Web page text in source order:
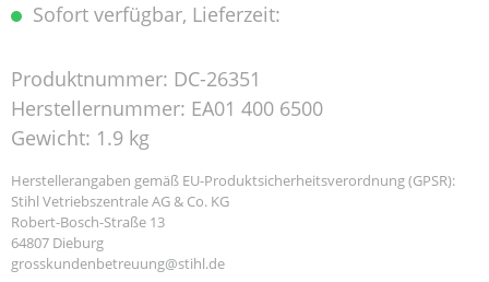
Sofort verfügbar, Lieferzeit:
Produktnummer: DC-26351
Herstellernummer: EA01 400 6500
Gewicht: 1.9 kg
Herstellerangaben gemäß EU-Produktsicherheitsverordnung (GPSR):
Stihl Vetriebszentrale AG & Co. KG
Robert-Bosch-Straße 13
64807 Dieburg
grosskundenbetreuung@stihl.de